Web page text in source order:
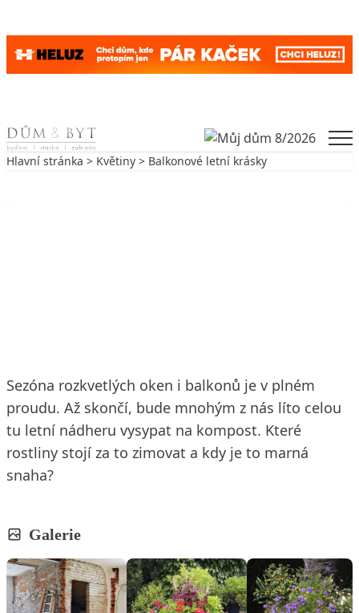
Skip to content
Hlavní stránka > Květiny > Balkonové letní krásky
Sezóna rozkvetlých oken i balkonů je v plném
proudu. Až skončí, bude mnohým z nás líto celou
tu letní nádheru vysypat na kompost. Které
rostliny stojí za to zimovat a kdy je to marná
snaha?
Galerie